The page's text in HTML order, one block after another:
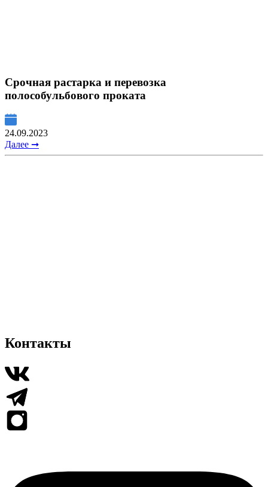
Срочная растарка и перевозка
полособульбового проката
24.09.2023
Далее ➞
Контакты